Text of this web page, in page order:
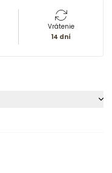
Vrátenie
14 dní